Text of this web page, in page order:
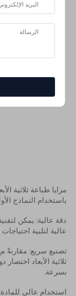
باستخدام النماذج
عالية لتلبية
بسرعة.